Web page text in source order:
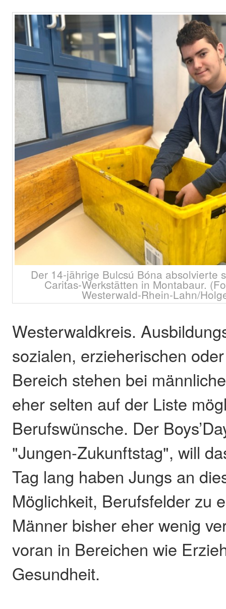
Der 14-jährige Bulcsú Bóna absolvierte
Caritas-Werkstätten in Montabaur.
Westerwald-Rhein-Lahn/
Westerwaldkreis.
sozialen, erzieherischen
Bereich stehen bei
eher selten auf der Liste
Berufswünsche. Der
"Jungen-Zukunftstag", will
Tag lang haben Jungs an
Möglichkeit, Berufsfelder zu
Männer bisher eher wenig
voran in Bereichen wie
Gesundheit.